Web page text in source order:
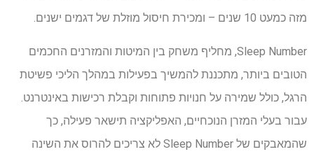
מזה כמעט 10 שנים – ומכירת חיסול מוזלת של דגמים ישנים.
Sleep Number, מחליף משחק בין המיטות והמזרנים החכמים
הטובים ביותר, מתכננת להמשיך בפעילות במהלך הליכי פשיטת
הרגל, כולל שמירה על חנויות פתוחות וקבלת רכישות באינטרנט.
עבור בעלי המזרן הנוכחיים, האפליקציה תישאר פעילה, כך
שהמאבקים של Sleep Number לא צריכים להרוס את השינה